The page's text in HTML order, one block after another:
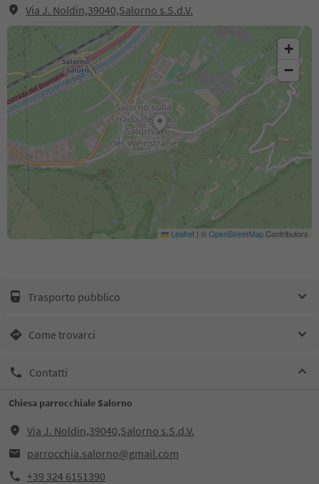
Via J. Noldin,39040,Salorno s.S.d.V.
+
−
Leaflet | ©OpenStreetMapContributors
Trasporto pubblico
Come trovarci
Contatti
Chiesa parrocchiale Salorno
Via J. Noldin,39040,Salorno s.S.d.V.
parrocchia.salorno@gmail.com
+39 324 6151390